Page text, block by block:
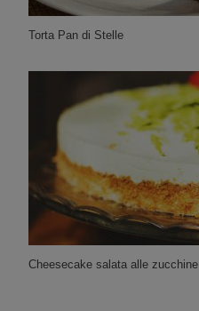
Torta Pan di Stelle
Cheesecake salata alle zucchine